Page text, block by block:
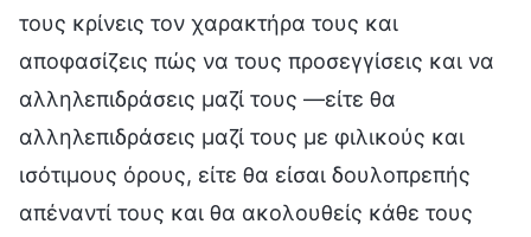
τους κρίνεις τον χαρακτήρα τους και
αποφασίζεις πώς να τους προσεγγίσεις και να
αλληλεπιδράσεις μαζί τους —είτε θα
αλληλεπιδράσεις μαζί τους με φιλικούς και
ισότιμους όρους, είτε θα είσαι δουλοπρεπής
απέναντί τους και θα ακολουθείς κάθε τους